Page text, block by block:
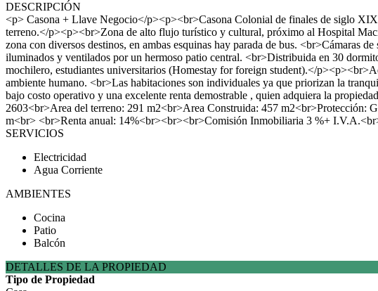
DESCRIPCIÓN
<p> Casona + Llave Negocio</p><p><br>Casona Colonial de finales de siglo
terreno.</p><p><br>Zona de alto flujo turístico y cultural, próximo al Hospital
zona con diversos destinos, en ambas esquinas hay parada de bus. <br>Cámaras
iluminados y ventilados por un hermoso patio central. <br>Distribuida en 30
mochilero, estudiantes universitarios (Homestay for foreign student).</
ambiente humano. <br>Las habitaciones son individuales ya que priorizan la
bajo costo operativo y una excelente renta demostrable , quien adquiera la
2603<br>Area del terreno: 291 m2<br>Area Construida: 457
m<br> <br>Renta anual: 14%<br><br><br>Comisión Inmobiliaria 3 %+
SERVICIOS
Electricidad
Agua Corriente
AMBIENTES
Cocina
Patio
Balcón
DETALLES DE LA PROPIEDAD
Tipo de Propiedad